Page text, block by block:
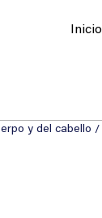
Inicio
y del cabello /